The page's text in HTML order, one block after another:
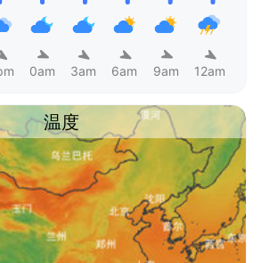
0am 3am 6am 9am 12am
温度